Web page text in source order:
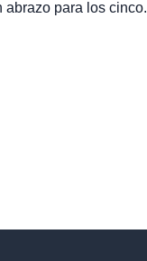
abrazo para los cinco.